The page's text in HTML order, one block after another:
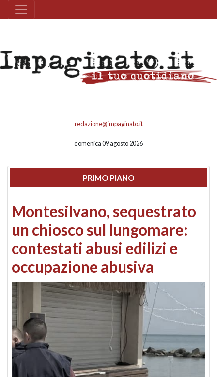
redazione@impaginato.it
domenica 09 agosto 2026
PRIMO PIANO
Montesilvano, sequestrato
un chiosco sul lungomare:
contestati abusi edilizi e
occupazione abusiva